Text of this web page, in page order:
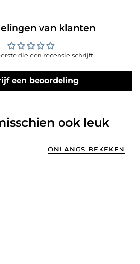
van klanten
die een recensie schrijft
een beoordeling
ook leuk
ONLANGS BEKEKEN